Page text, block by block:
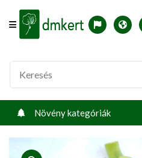
Offcanvas Menu Open
English
Növény kategóriák